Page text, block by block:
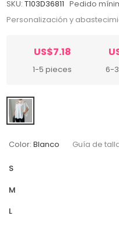
SKU: T103D36811 Pedido
Personalización y
US$7.18
1-5 pieces 6-
Color: Blanco Guía de
S
M
L